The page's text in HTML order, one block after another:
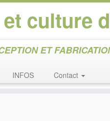
culture
ET
INFOS Contact